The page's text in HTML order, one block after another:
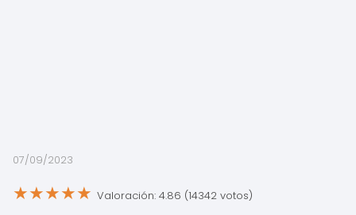
07/09/2023
★★★★★ Valoración: 4.86 (14342 votos)